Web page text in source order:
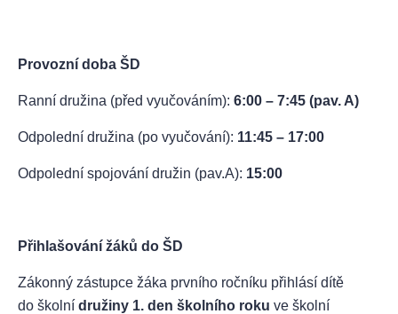
Provozní doba ŠD
Ranní družina (před vyučováním): 6:00 – 7:45 (pav. A)
Odpolední družina (po vyučování): 11:45 – 17:00
Odpolední spojování družin (pav.A): 15:00
Přihlašování žáků do ŠD
Zákonný zástupce žáka prvního ročníku přihlásí dítě
do školní družiny 1. den školního roku ve školní